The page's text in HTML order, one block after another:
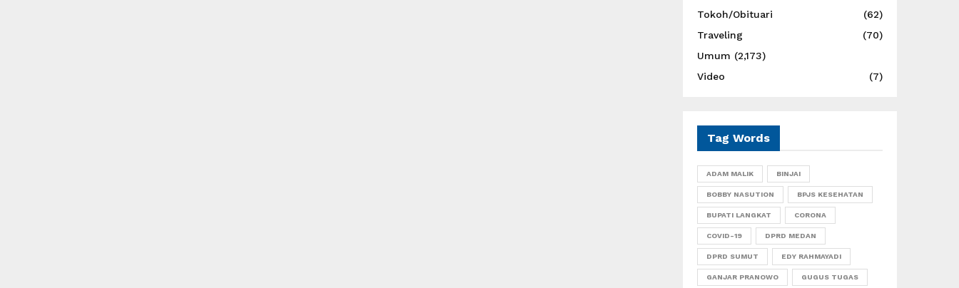
Tokoh/Obituari
(62)
Traveling
(70)
Umum (2,173)
Video
(7)
Tag Words
ADAM MALIK BINJAI
BOBBY NASUTION BPJS KESEHATAN
BUPATI LANGKAT CORONA
COVID-19 DPRD MEDAN
DPRD SUMUT EDY RAHMAYADI
GANJAR PRANOWO GUGUS TUGAS